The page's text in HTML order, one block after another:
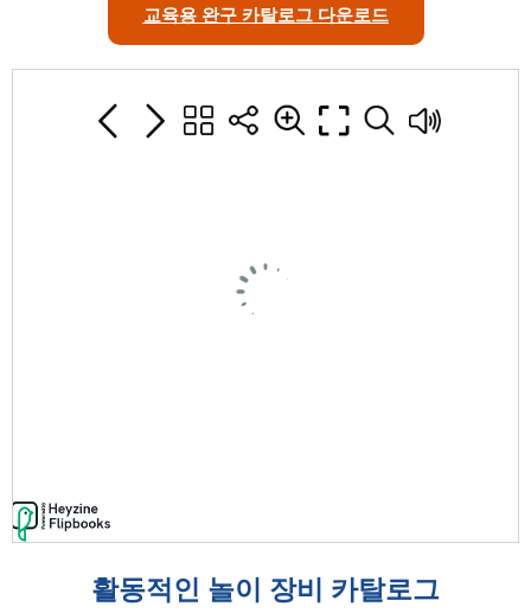
교육용 완구 카탈로그 다운로드
활동적인 놀이 장비 카탈로그